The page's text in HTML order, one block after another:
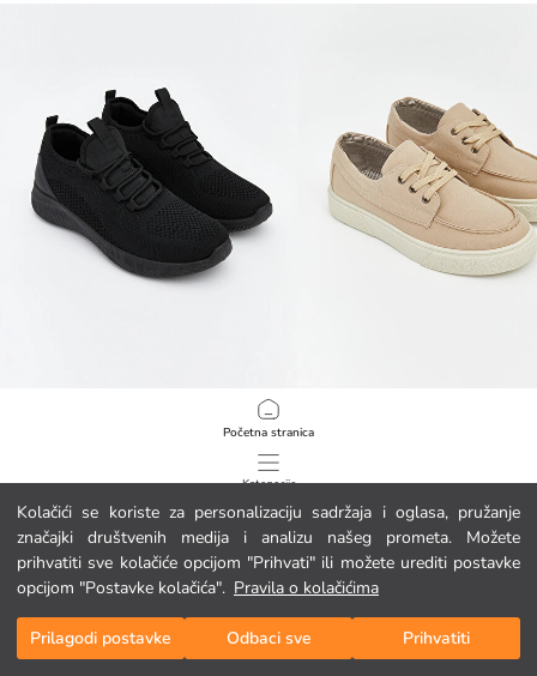
Kolačići se koriste za personalizaciju sadržaja i oglasa, pružanje
značajki društvenih medija i analizu našeg prometa. Možete
prihvatiti sve kolačiće opcijom "Prihvati" ili možete urediti postavke
opcijom "Postavke kolačića". Pravila o kolačićima
Prilagodi postavke Odbaci sve Prihvatiti
Početna stranica
Kategorije
Moja košarica
Muške sportske tenisice s mrežastim detaljima
Muške sportske cipele s vezicama